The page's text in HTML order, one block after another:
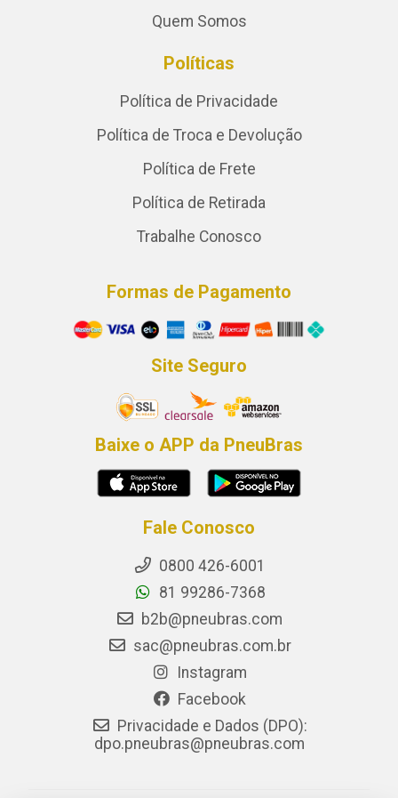
Quem Somos
Políticas
Política de Privacidade
Política de Troca e Devolução
Política de Frete
Política de Retirada
Trabalhe Conosco
Formas de Pagamento
Site Seguro
Baixe o APP da PneuBras
Fale Conosco
0800 426-6001
81 99286-7368
b2b@pneubras.com
sac@pneubras.com.br
Instagram
Facebook
Privacidade e Dados (DPO):
dpo.pneubras@pneubras.com